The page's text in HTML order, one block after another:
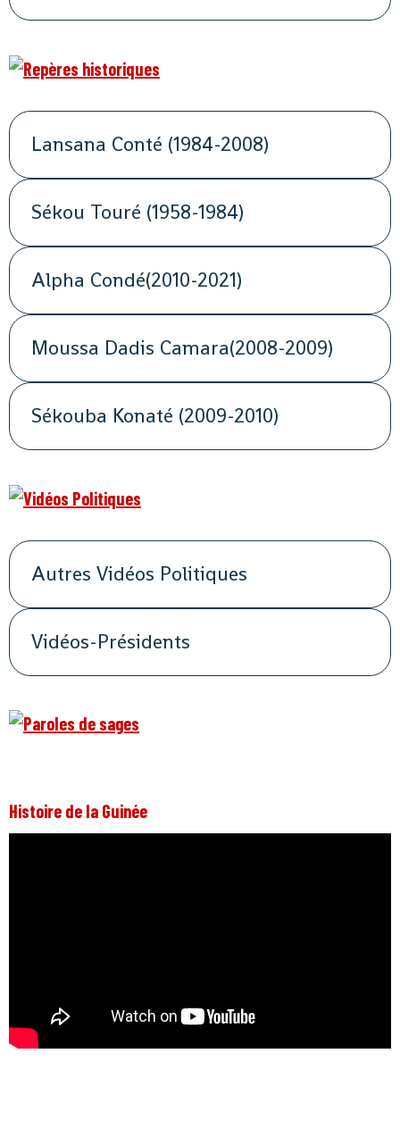
Lansana Conté (1984-2008)
Sékou Touré (1958-1984)
Alpha Condé(2010-2021)
Moussa Dadis Camara(2008-2009)
Sékouba Konaté (2009-2010)
Autres Vidéos Politiques
Vidéos-Présidents
Histoire de la Guinée